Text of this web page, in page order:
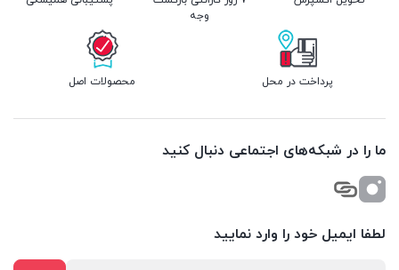
وجه
پرداخت در محل محصولات اصل
ما را در شبکه‌های اجتماعی دنبال کنید
لطفا ایمیل خود را وارد نمایید